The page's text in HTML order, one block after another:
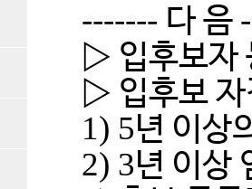
------- 다 음
▷ 입후보자
▷ 입후보
1) 5년 이상
2) 3년 이상